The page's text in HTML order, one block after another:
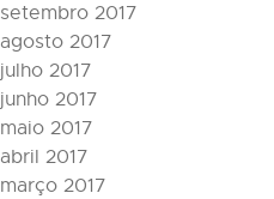
setembro 2017
agosto 2017
julho 2017
junho 2017
maio 2017
abril 2017
março 2017